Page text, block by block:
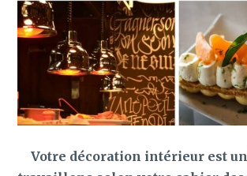
Votre décoration intérieur est